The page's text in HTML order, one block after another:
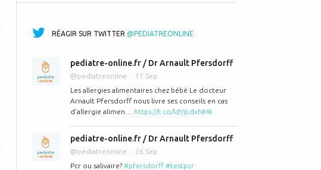
Les indications des lentilles chez les enfants
RÉAGIR SUR TWITTER @PEDIATREONLINE
pediatre-online.fr / Dr Arnault Pfersdorff
@pediatreonline
17 Sep
Les allergies alimentaires chez bébé Le docteur
Arnault Pfersdorff nous livre ses conseils en cas
d’allergie alimen… https://t.co/ldYjLdxNMk
pediatre-online.fr / Dr Arnault Pfersdorff
@pediatreonline
26 Sep
Pcr ou salivaire? #pfersdorff #testpcr